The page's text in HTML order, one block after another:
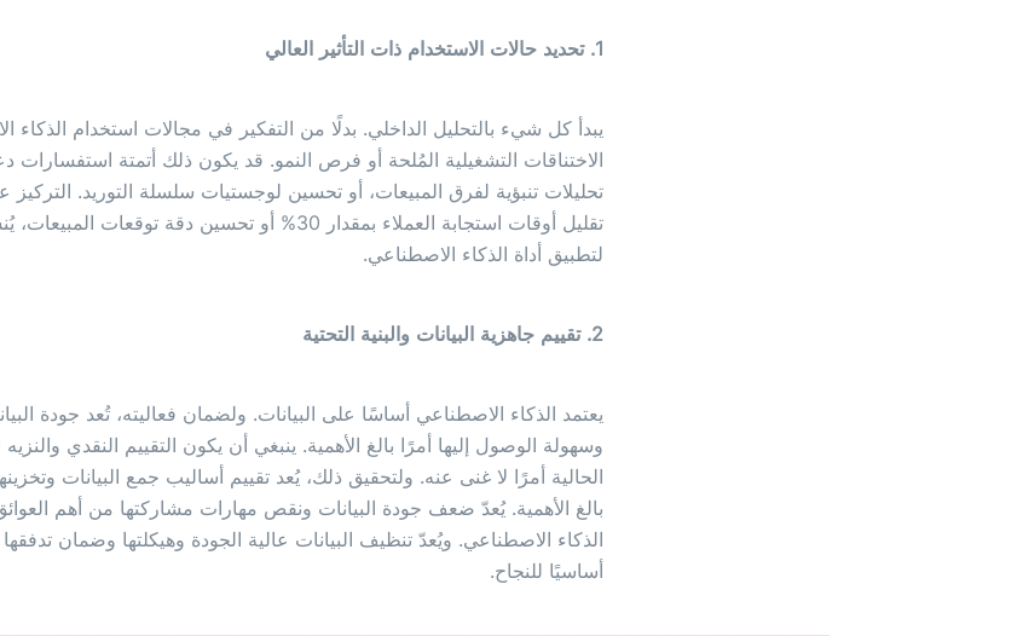
1. تحديد حالات الاستخدام ذات التأثير العالي
يبدأ كل شيء بالتحليل الداخلي. بدلًا من التفكير في مجالات استخدام الذكاء
الاختناقات التشغيلية المُلحة أو فرص النمو. قد يكون ذلك أتمتة استفسارات
تحليلات تنبؤية لفرق المبيعات، أو تحسين لوجستيات سلسلة التوريد.
تقليل أوقات استجابة العملاء بمقدار 30% أو تحسين دقة
لتطبيق أداة الذكاء الاصطناعي.
2. تقييم جاهزية البيانات والبنية التحتية
يعتمد الذكاء الاصطناعي أساسًا على البيانات. ولضمان فعاليته، تُعد جودة
وسهولة الوصول إليها أمرًا بالغ الأهمية. ينبغي أن يكون التقييم النقدي والنزيه
الحالية أمرًا لا غنى عنه. ولتحقيق ذلك، يُعد تقييم أساليب جمع البيانات
بالغ الأهمية. يُعدّ ضعف جودة البيانات ونقص مهارات مشاركتها من أهم
الذكاء الاصطناعي. ويُعدّ تنظيف البيانات عالية الجودة وهيكلتها وضمان
أساسيًا للنجاح.